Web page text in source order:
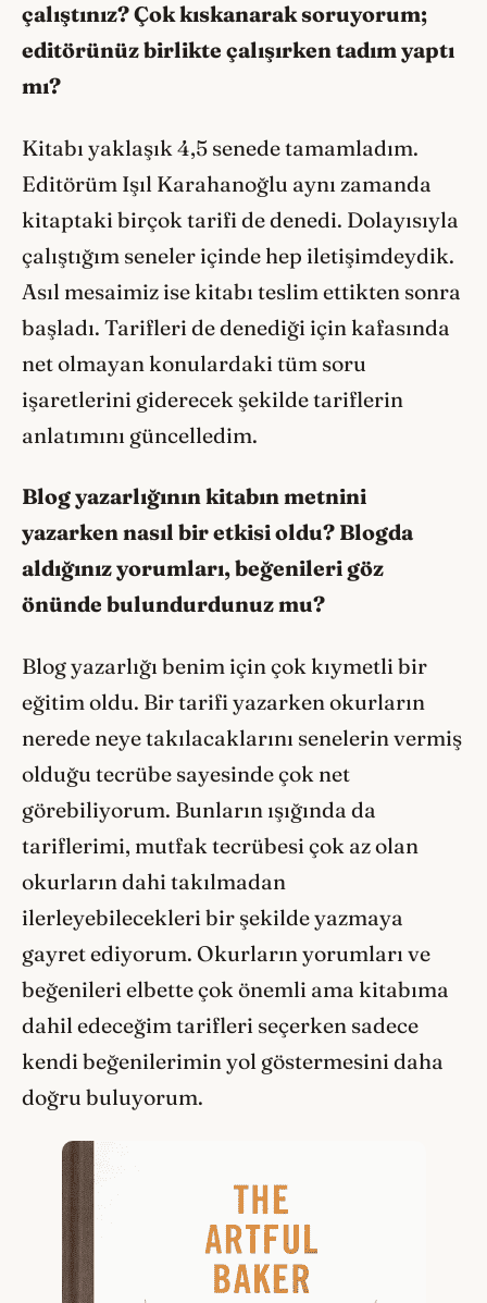
çalıştınız? Çok kıskanarak soruyorum;
editörünüz birlikte çalışırkentadım yaptı
mı?
Kitabı yaklaşık 4,5 senede tamamladım.
Editörüm Işıl Karahanoğlu aynı zamanda
kitaptaki birçok tarifi de denedi. Dolayısıyla
çalıştığım seneler içinde hep iletişimdeydik.
Asıl mesaimiz ise kitabı teslim ettikten sonra
başladı. Tarifleri de denediği için kafasında
net olmayan konulardaki tüm soru
işaretlerini giderecek şekilde tariflerin
anlatımını güncelledim.
Blog yazarlığının kitabın metnini
yazarken nasıl bir etkisi oldu? Blogda
aldığınız yorumları, beğenileri göz
önünde bulundurdunuz mu?
Blog yazarlığı benim için çok kıymetli bir
eğitim oldu. Bir tarifi yazarken okurların
nerede neye takılacaklarını senelerin vermiş
olduğu tecrübe sayesinde çok net
görebiliyorum. Bunların ışığında da
tariflerimi, mutfak tecrübesi çok az olan
okurların dahi takılmadan
ilerleyebilecekleri bir şekilde yazmaya
gayret ediyorum. Okurların yorumları ve
beğenileri elbette çok önemli ama kitabıma
dahil edeceğim tarifleri seçerken sadece
kendi beğenilerimin yol göstermesini daha
doğru buluyorum.